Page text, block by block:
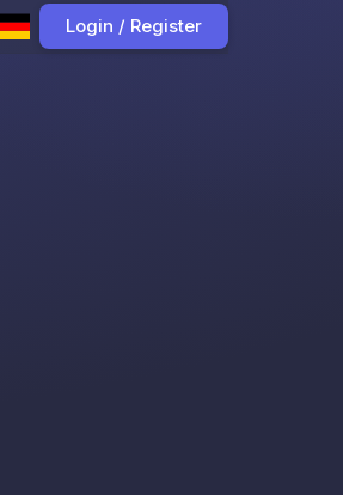
Login / Register